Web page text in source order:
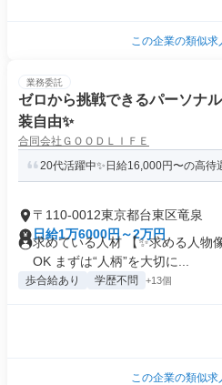
この企業の類似求
業務委託
ゼロから挑戦できるパーソナ
装自由✨
合同会社ＧＯＯＤＬＩＦＥ
20代活躍中✨日給16,000円〜の高待
〒110-0012東京都台東区竜泉
日給1万6000円～2万円
求めている人材 【✨求める人物
OK まずは“人柄”を大切に...
歩合給あり 学歴不問 +13個
この企業の類似求